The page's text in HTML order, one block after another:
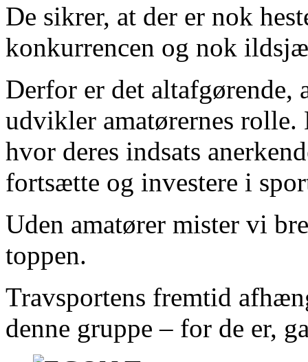
De sikrer, at der er nok
konkurrencen og nok
Derfor er det altafgørende,
udvikler amatørernes rolle.
hvor deres indsats
fortsætte og investere i
Uden amatører mister vi
toppen.
Travsportens fremtid
denne gruppe – for de er,